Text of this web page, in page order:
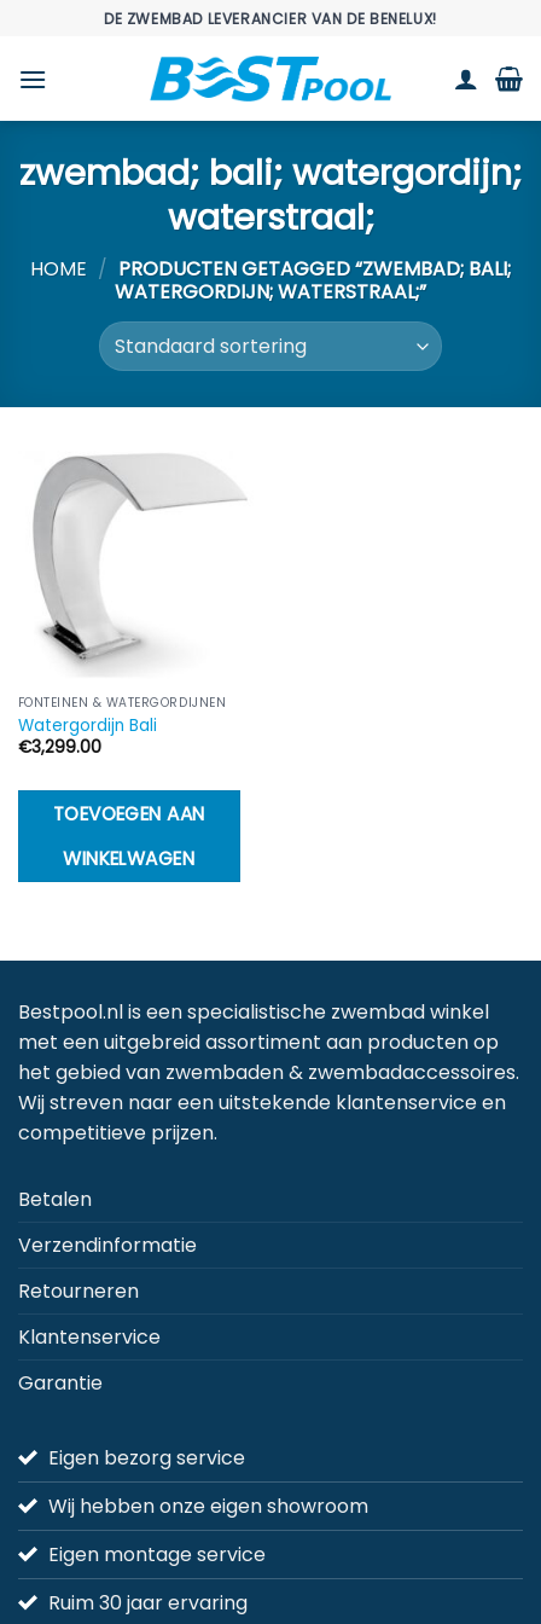
inhoud
DE ZWEMBAD LEVERANCIER VAN DE BENELUX!
zwembad; bali; watergordijn;
waterstraal;
HOME / PRODUCTEN GETAGGED “ZWEMBAD; BALI;
WATERGORDIJN; WATERSTRAAL;”
FONTEINEN & WATERGORDIJNEN
Watergordijn Bali
€3,299.00
TOEVOEGEN AAN
WINKELWAGEN
Bestpool.nl is een specialistische zwembad winkel
met een uitgebreid assortiment aan producten op
het gebied van zwembaden & zwembadaccessoires.
Wij streven naar een uitstekende klantenservice en
competitieve prijzen.
Betalen
Verzendinformatie
Retourneren
Klantenservice
Garantie
Eigen bezorg service
Wij hebben onze eigen showroom
Eigen montage service
Ruim 30 jaar ervaring